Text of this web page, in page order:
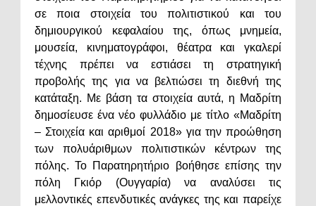
σε ποια στοιχεία του πολιτιστικού και του
δημιουργικού κεφαλαίου της, όπως μνημεία,
μουσεία, κινηματογράφοι, θέατρα και γκαλερί
τέχνης πρέπει να εστιάσει τη στρατηγική
προβολής της για να βελτιώσει τη διεθνή της
κατάταξη. Με βάση τα στοιχεία αυτά, η Μαδρίτη
δημοσίευσε ένα νέο φυλλάδιο με τίτλο «Μαδρίτη
– Στοιχεία και αριθμοί 2018» για την προώθηση
των πολυάριθμων πολιτιστικών κέντρων της
πόλης. Το Παρατηρητήριο βοήθησε επίσης την
πόλη Γκιόρ (Ουγγαρία) να αναλύσει τις
μελλοντικές επενδυτικές ανάγκες της και παρείχε